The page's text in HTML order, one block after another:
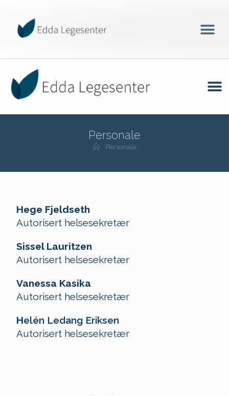
Personale
Personale
Hege Fjeldseth
Autorisert helsesekretær
Sissel Lauritzen
Autorisert helsesekretær
Vanessa Kasika
Autorisert helsesekretær
Helén Ledang Eriksen
Autorisert helsesekretær